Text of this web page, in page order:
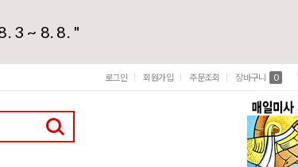
3 ~ 8. 8. "
로그인 회원가입 주문조회 장바구니 0